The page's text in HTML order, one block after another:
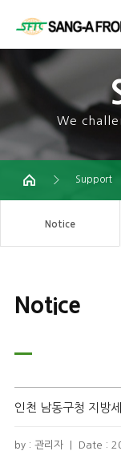
We
Support
Notice
Notice
인천 남동구청 지방
by : 관리자 Date :